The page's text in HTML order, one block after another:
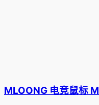
MLOONG 电竞鼠标 M